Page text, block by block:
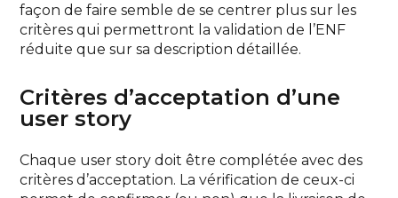
façon de faire semble de se centrer plus sur les
critères qui permettront la validation de l’ENF
réduite que sur sa description détaillée.
Critères d’acceptation d’une
user story
Chaque user story doit être complétée avec des
critères d’acceptation. La vérification de ceux-ci